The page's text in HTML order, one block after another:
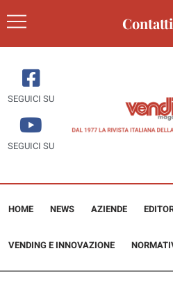
Contatti
SEGUICI SU
SEGUICI SU
HOME NEWS AZIENDE
VENDING E INNOVAZIONE